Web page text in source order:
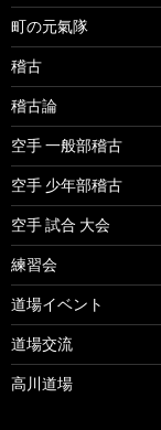
町の元氣隊
稽古
稽古論
空手 一般部稽古
空手 少年部稽古
空手 試合 大会
練習会
道場イベント
道場交流
高川道場